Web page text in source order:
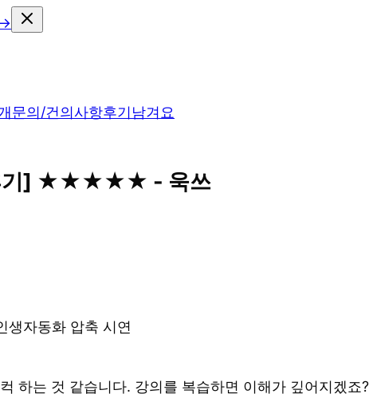
문의/건의사항후기남겨요
후기] ★★★★★ - 욱쓰
자동화 압축 시연
하는 것 같습니다. 강의를 복습하면 이해가 깊어지겠